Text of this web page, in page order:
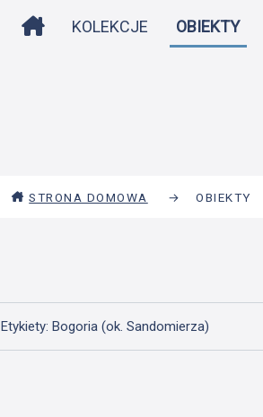
STRONA DOMOWA
KOLEKCJE OBIEKTY
STRONA DOMOWA → OBIEKTY
Etykiety: Bogoria (ok. Sandomierza)